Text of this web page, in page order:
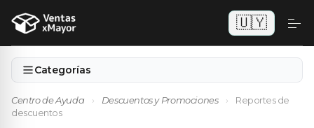
🇺🇾
Categorías
Centro de Ayuda › Descuentos y Promociones ›
Reportes de
descuentos